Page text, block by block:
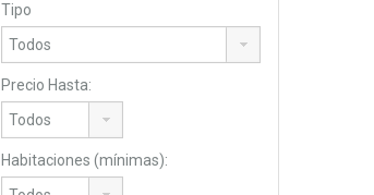
Tipo
Precio Hasta:
Habitaciones (mínimas):